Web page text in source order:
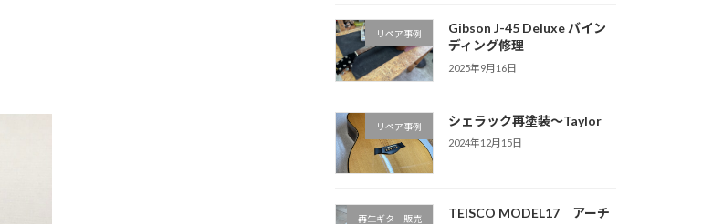
リペア事例
Gibson J-45 Deluxe バイン
ディング修理
2025年9月16日
リペア事例 シェラック再塗装〜Taylor
2024年12月15日
再生ギター販売
TEISCO MODEL17 アーチ